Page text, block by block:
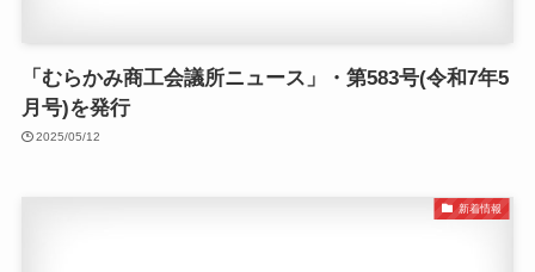
「むらかみ商工会議所ニュース」・第583号(令和7年5
月号)を発行
2025/05/12
新着情報